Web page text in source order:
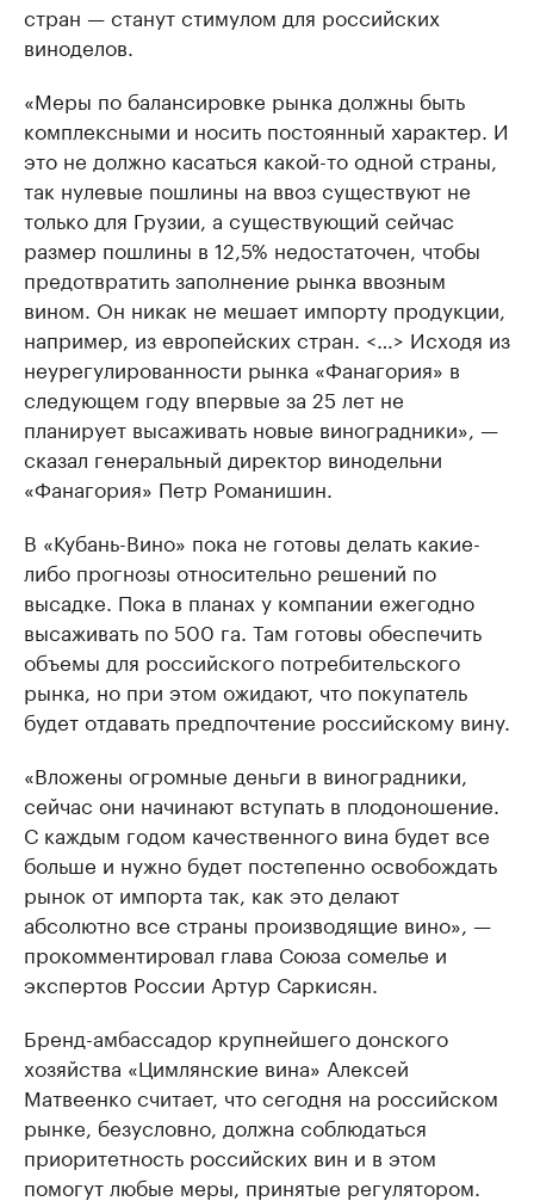
стран — станут стимулом для российских
виноделов.
«Меры по балансировке рынка должны быть
комплексными и носить постоянный характер. И
это не должно касаться какой-то одной страны,
так нулевые пошлины на ввоз существуют не
только для Грузии, а существующий сейчас
размер пошлины в 12,5% недостаточен, чтобы
предотвратить заполнение рынка ввозным
вином. Он никак не мешает импорту продукции,
например, из европейских стран. <…> Исходя из
неурегулированности рынка «Фанагория» в
следующем году впервые за 25 лет не
планирует высаживать новые виноградники», —
сказал генеральный директор винодельни
«Фанагория» Петр Романишин.
В «Кубань-Вино» пока не готовы делать какие-
либо прогнозы относительно решений по
высадке. Пока в планах у компании ежегодно
высаживать по 500 га. Там готовы обеспечить
объемы для российского потребительского
рынка, но при этом ожидают, что покупатель
будет отдавать предпочтение российскому вину.
«Вложены огромные деньги в виноградники,
сейчас они начинают вступать в плодоношение.
С каждым годом качественного вина будет все
больше и нужно будет постепенно освобождать
рынок от импорта так, как это делают
абсолютно все страны производящие вино», —
прокомментировал глава Союза сомелье и
экспертов России Артур Саркисян.
Бренд-амбассадор крупнейшего донского
хозяйства «Цимлянские вина» Алексей
Матвеенко считает, что сегодня на российском
рынке, безусловно, должна соблюдаться
приоритетность российских вин и в этом
помогут любые меры, принятые регулятором.